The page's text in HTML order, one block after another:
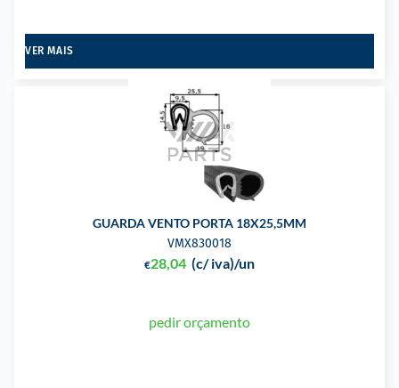
VER MAIS
GUARDA VENTO PORTA 18X25,5MM
VMX830018
€28,04 (c/ iva)/un
pedir orçamento